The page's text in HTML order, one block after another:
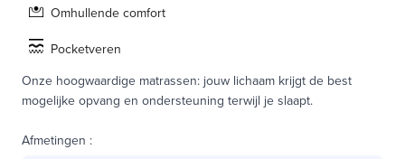
Omhullende comfort
Pocketveren
Onze hoogwaardige matrassen: jouw lichaam krijgt de best
mogelijke opvang en ondersteuning terwijl je slaapt.
Afmetingen :